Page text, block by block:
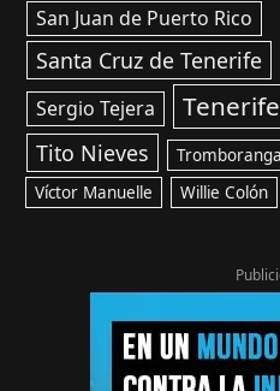
San Juan de Puerto Rico
Santa Cruz de Tenerife
Sergio Tejera
Tito Nieves Tromboranga
Víctor Manuelle Willie Colón